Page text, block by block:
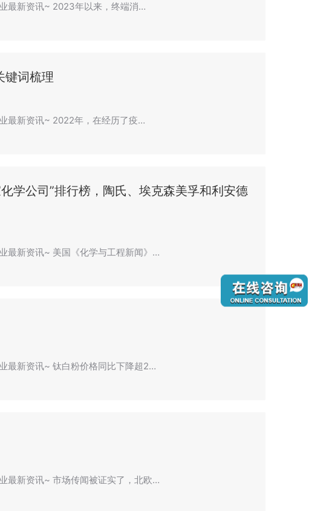
最新资讯~ 2023年以来，终端消…
键词梳理
最新资讯~ 2022年，在经历了疫…
学公司”排行榜，陶氏、埃克森美孚和利安德
最新资讯~ 美国《化学与工程新闻》…
最新资讯~ 钛白粉价格同比下降超2…
最新资讯~ 市场传闻被证实了，北欧…